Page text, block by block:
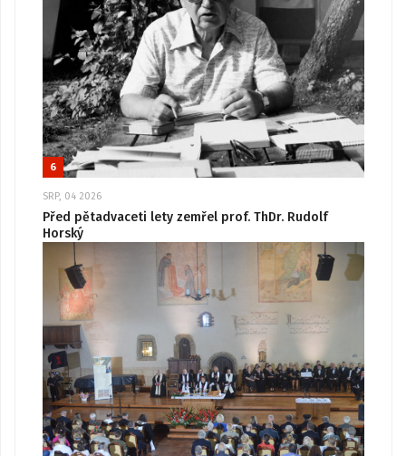
6
SRP, 04 2026
Před pětadvaceti lety zemřel prof. ThDr. Rudolf
Horský